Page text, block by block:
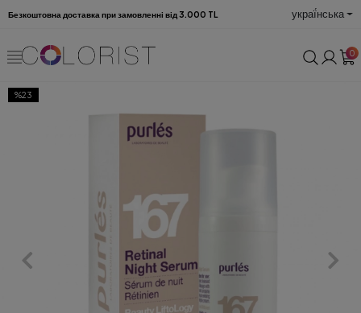
Безкоштовна доставка при замовленні від 3.000 TL украї́нська
0
%23